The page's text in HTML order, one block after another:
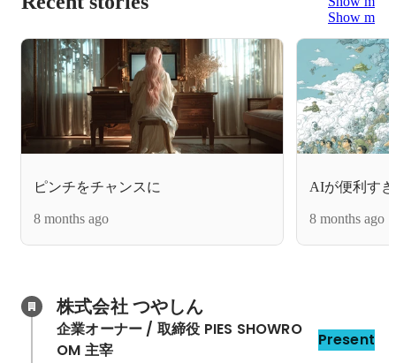
Show more
ピンチをチャンスに
8 months ago
AIが便利す
8 months ago
株式会社 つやしん
企業オーナー / 取締役 PIES SHOWRO
OM 主宰
Present